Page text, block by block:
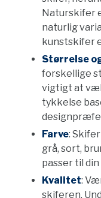
Naturskifer
naturlig
kunstskifer
Størrelse
forskellige
vigtigt at
tykkelse
Farve:
grå, sort,
passer til
Kvalitet:
skiferen.